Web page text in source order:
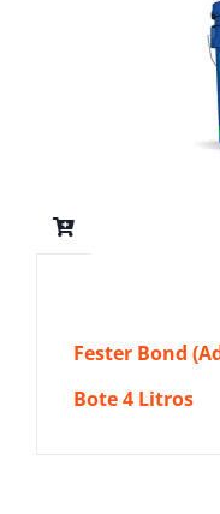
Fester Bond
Bote 4 Litros